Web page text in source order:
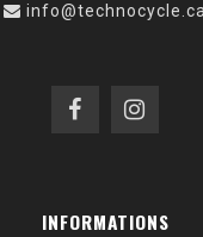
INFORMATIONS